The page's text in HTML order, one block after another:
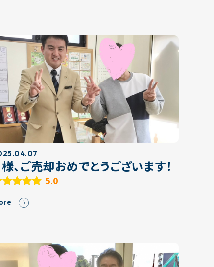
、ご売却おめでとうございます！
5.0